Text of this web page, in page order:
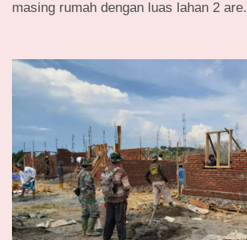
masing rumah dengan luas lahan 2 are.